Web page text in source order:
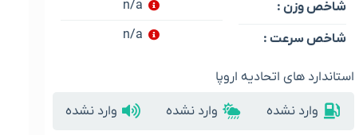
شاخص وزن :
شاخص سرعت :
n/a
n/a
استاندارد های اتحادیه اروپا
وارد نشده وارد نشده وارد نشده